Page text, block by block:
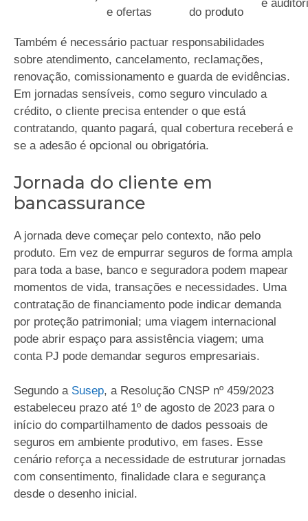
e ofertas
do produto
e
Também é necessário pactuar responsabilidades
sobre atendimento, cancelamento, reclamações,
renovação, comissionamento e guarda de evidências.
Em jornadas sensíveis, como seguro vinculado a
crédito, o cliente precisa entender o que está
contratando, quanto pagará, qual cobertura receberá e
se a adesão é opcional ou obrigatória.
Jornada do cliente em
bancassurance
A jornada deve começar pelo contexto, não pelo
produto. Em vez de empurrar seguros de forma ampla
para toda a base, banco e seguradora podem mapear
momentos de vida, transações e necessidades. Uma
contratação de financiamento pode indicar demanda
por proteção patrimonial; uma viagem internacional
pode abrir espaço para assistência viagem; uma
conta PJ pode demandar seguros empresariais.
Segundo a Susep, a Resolução CNSP nº 459/2023
estabeleceu prazo até 1º de agosto de 2023 para o
início do compartilhamento de dados pessoais de
seguros em ambiente produtivo, em fases. Esse
cenário reforça a necessidade de estruturar jornadas
com consentimento, finalidade clara e segurança
desde o desenho inicial.